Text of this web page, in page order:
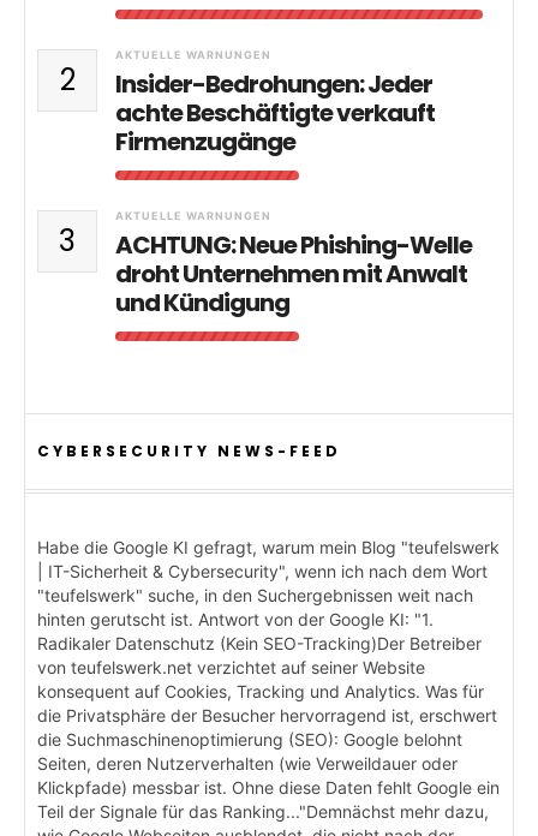
2
AKTUELLE WARNUNGEN
Insider-Bedrohungen: Jeder
achte Beschäftigte verkauft
Firmenzugänge
3
AKTUELLE WARNUNGEN
ACHTUNG: Neue Phishing-Welle
droht Unternehmen mit Anwalt
und Kündigung
CYBERSECURITY NEWS-FEED
Habe die Google KI gefragt, warum mein Blog "teufelswerk
| IT-Sicherheit & Cybersecurity", wenn ich nach dem Wort
"teufelswerk" suche, in den Suchergebnissen weit nach
hinten gerutscht ist. Antwort von der Google KI: "1.
Radikaler Datenschutz (Kein SEO-Tracking)Der Betreiber
von teufelswerk.net verzichtet auf seiner Website
konsequent auf Cookies, Tracking und Analytics. Was für
die Privatsphäre der Besucher hervorragend ist, erschwert
die Suchmaschinenoptimierung (SEO): Google belohnt
Seiten, deren Nutzerverhalten (wie Verweildauer oder
Klickpfade) messbar ist. Ohne diese Daten fehlt Google ein
Teil der Signale für das Ranking..."Demnächst mehr dazu,